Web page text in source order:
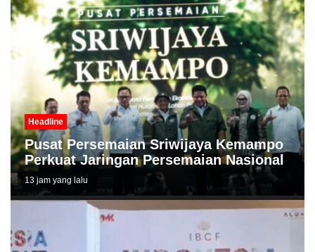
Headline
Pusat Persemaian Sriwijaya Kemampo
Perkuat Jaringan Persemaian Nasional
13 jam yang lalu